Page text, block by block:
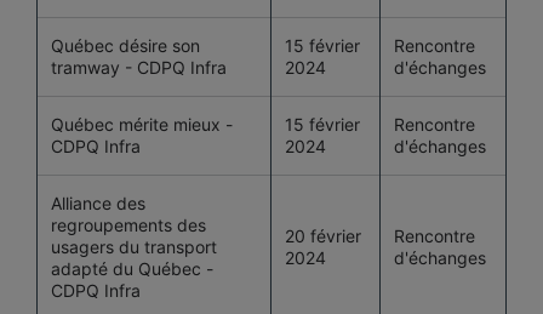
Québec désire son
tramway - CDPQ Infra
15 février
2024
Rencontre
d'échanges
Québec mérite mieux -
CDPQ Infra
15 février
2024
Rencontre
d'échanges
Alliance des
regroupements des
usagers du transport
adapté du Québec -
CDPQ Infra
20 février
2024
Rencontre
d'échanges